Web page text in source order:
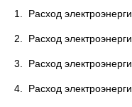
1. Расход
2. Расход
3. Расход
4. Расход